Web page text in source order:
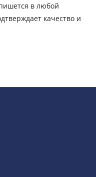
в любой
качество и